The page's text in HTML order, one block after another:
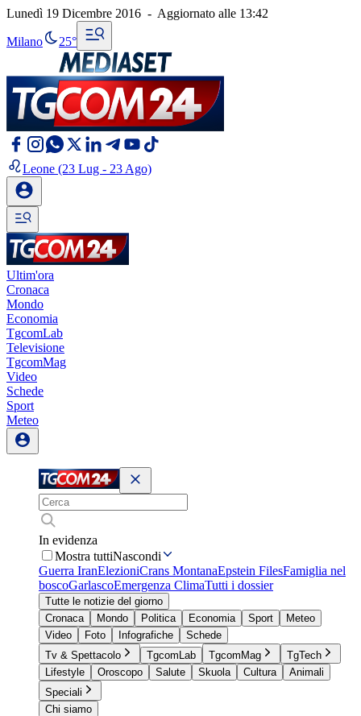
Lunedì 19 Dicembre 2016 - Aggiornato alle 13:42
Milano 25°
Leone (23 Lug - 23 Ago)
Ultim'ora
Cronaca
Mondo
Economia
TgcomLab
Televisione
TgcomMag
Video
Schede
Sport
Meteo
In evidenza
Mostra tuttiNascondi
Guerra IranElezioniCrans MontanaEpstein FilesFamiglia nel
boscoGarlascoEmergenza ClimaTutti i dossier
Tutte le notizie del giorno
Cronaca
Mondo Politica Economia Sport
Meteo
Video
Foto Infografiche
Schede
Tv & Spettacolo
TgcomLab TgcomMag
TgTech
Lifestyle
Oroscopo Salute Skuola Cultura
Animali
Speciali
Chi siamo